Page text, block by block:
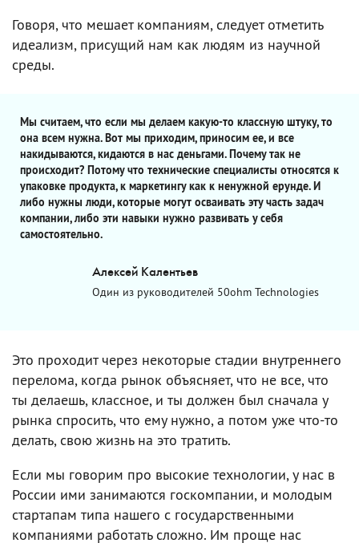
Говоря, что мешает компаниям, следует отметить
идеализм, присущий нам как людям из научной
среды.
Мы считаем, что если мы делаем какую-то классную штуку, то
она всем нужна. Вот мы приходим, приносим ее, и все
накидываются, кидаются в нас деньгами. Почему так не
происходит? Потому что технические специалисты относятся к
упаковке продукта, к маркетингу как к ненужной ерунде. И
либо нужны люди, которые могут осваивать эту часть задач
компании, либо эти навыки нужно развивать у себя
самостоятельно.
Алексей Калентьев
Один из руководителей 50ohm Technologies
Это проходит через некоторые стадии внутреннего
перелома, когда рынок объясняет, что не все, что
ты делаешь, классное, и ты должен был сначала у
рынка спросить, что ему нужно, а потом уже что-то
делать, свою жизнь на это тратить.
Если мы говорим про высокие технологии, у нас в
России ими занимаются госкомпании, и молодым
стартапам типа нашего с государственными
компаниями работать сложно. Им проще нас